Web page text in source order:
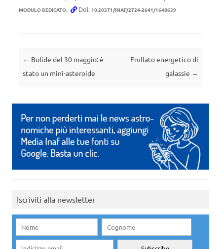
MODULO DEDICATO. Doi: 10.20371/INAF/2724-2641/1648639
Navigazione articolo
← Bolide del 30 maggio: è
stato un mini-asteroide
Frullato energetico di
galassie →
Iscriviti alla newsletter